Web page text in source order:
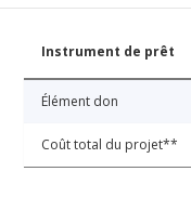
Instrument de prêt
Élément don
Coût total du projet**